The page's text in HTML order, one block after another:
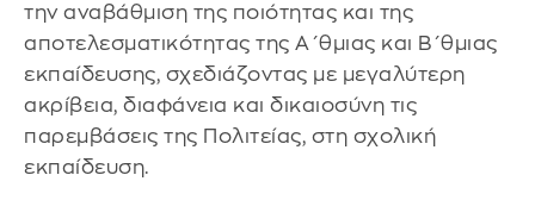
την αναβάθμιση της ποιότητας και της
αποτελεσματικότητας της Α΄θμιας και Β΄θμιας
εκπαίδευσης, σχεδιάζοντας με μεγαλύτερη
ακρίβεια, διαφάνεια και δικαιοσύνη τις
παρεμβάσεις της Πολιτείας, στη σχολική
εκπαίδευση.